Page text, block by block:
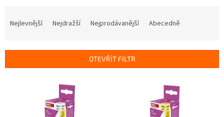
í
Nejlevnější Nejdražší Nejprodávanější Abecedně
OTEVŘÍT FILTR